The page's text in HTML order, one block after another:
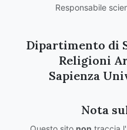
Responsabile
Dipartimento di
Religioni
Sapienza
Nota